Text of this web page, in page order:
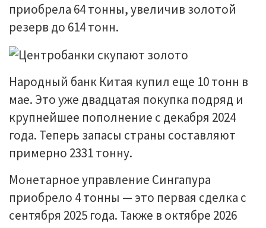
приобрела 64 тонны, увеличив золотой
резерв до 614 тонн.
Народный банк Китая купил еще 10 тонн в
мае. Это уже двадцатая покупка подряд и
крупнейшее пополнение с декабря 2024
года. Теперь запасы страны составляют
примерно 2331 тонну.
Монетарное управление Сингапура
приобрело 4 тонны — это первая сделка с
сентября 2025 года. Также в октябре 2026